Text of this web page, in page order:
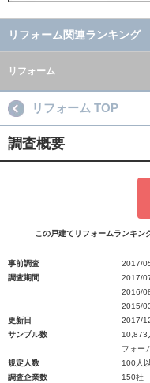
リフォーム関連ランキング
リフォーム
リフォーム TOP
調査概要
この戸建てリフォームランキン
事前調査
2017/
調査期間
2017/
2016/
2015/
更新日
2017/
サンプル数
10,873
フォー
規定人数
100人
調査企業数
150社